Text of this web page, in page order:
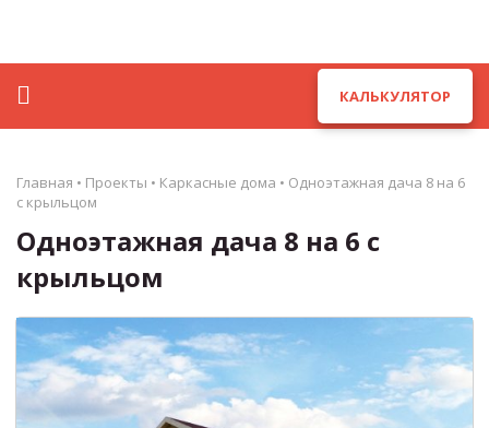
КАЛЬКУЛЯТОР
Главная • Проекты • Каркасные дома • Одноэтажная дача 8 на 6
с крыльцом
Одноэтажная дача 8 на 6 с
крыльцом